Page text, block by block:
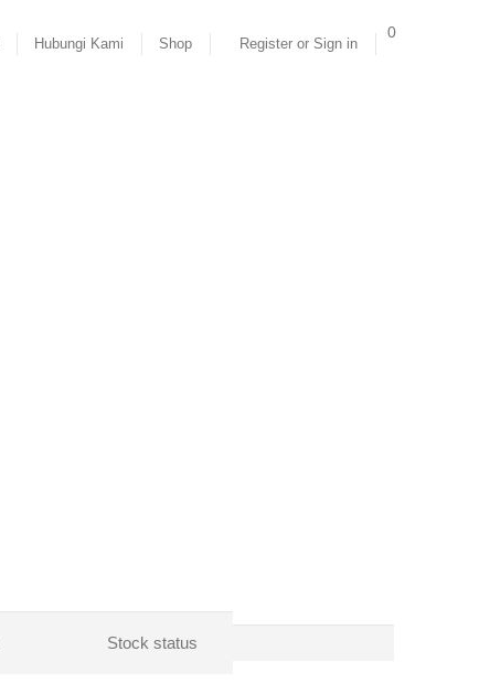
Hubungi Kami Shop Register or Sign in
0
Stock status